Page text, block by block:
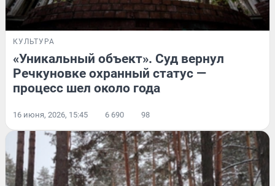
КУЛЬТУРА
«Уникальный объект». Суд вернул
Речкуновке охранный статус —
процесс шел около года
16 июня, 2026, 15:45 6 690 98